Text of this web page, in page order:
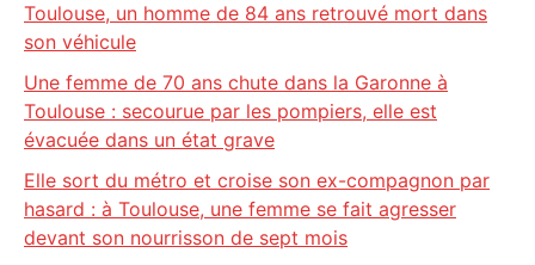
Toulouse, un homme de 84 ans retrouvé mort dans
son véhicule
Une femme de 70 ans chute dans la Garonne à
Toulouse : secourue par les pompiers, elle est
évacuée dans un état grave
Elle sort du métro et croise son ex-compagnon par
hasard : à Toulouse, une femme se fait agresser
devant son nourrisson de sept mois